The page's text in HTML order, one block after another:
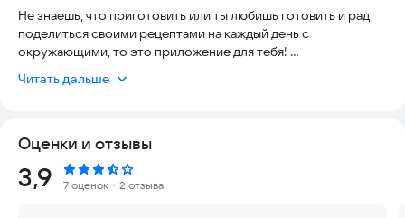
Не знаешь, что приготовить или ты любишь готовить и рад
поделиться своими рецептами на каждый день с
окружающими, то это приложение для тебя!
Тут ты сможешь легко и быстро найти простые домашние
Мы постарались сделать приложение Food Blogger
максимально удобным, все рецепты разложены по
категориям (супы, вторые блюда, салаты, завтрак и тд),
Читать дальше
Оценки и отзывы
Рейтинг:
3,9 7 оценок ・2 отзыва